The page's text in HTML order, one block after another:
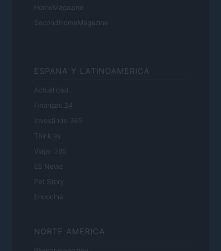
HomeMagazine
SecondHomeMagazine
ESPANA Y LATINOAMERICA
Actualidad
Finanzas 24
Investindo 365
Think.es
Viajar 365
ES Newz
Pet Story
Encocina
NORTE AMERICA